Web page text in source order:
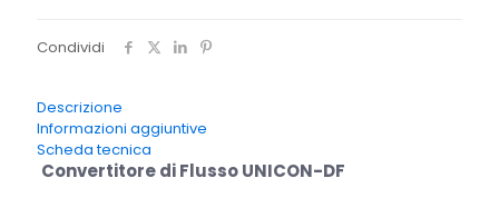
Condividi
Descrizione
Informazioni aggiuntive
Scheda tecnica
Convertitore di Flusso UNICON-DF